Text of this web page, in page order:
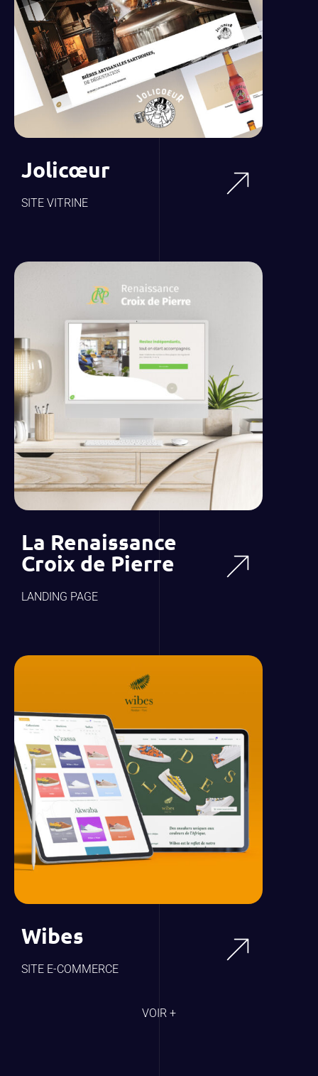
Jolicœur
SITE VITRINE
La Renaissance
Croix de Pierre
LANDING PAGE
Wibes
SITE E-COMMERCE
VOIR +